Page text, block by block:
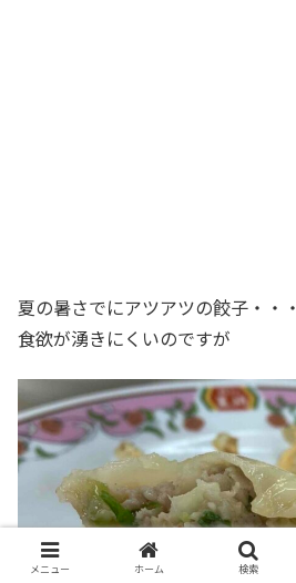
夏の暑さでにアツアツの餃子・・
食欲が湧きにくいのですが
メニュー ホーム 検索